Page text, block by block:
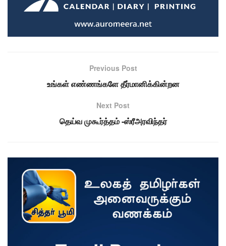
Previous Post
உங்கள் எண்ணங்களே தீர்மானிக்கின்றன
Next Post
தெய்வ முகூர்த்தம் -ஸ்ரீஅரவிந்தர்